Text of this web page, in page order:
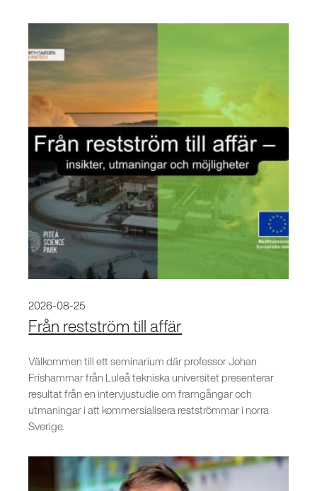
2026-08-25
Från restström till affär
Välkommen till ett seminarium där professor Johan
Frishammar från Luleå tekniska universitet presenterar
resultat från en intervjustudie om framgångar och
utmaningar i att kommersialisera restströmmar i norra
Sverige.